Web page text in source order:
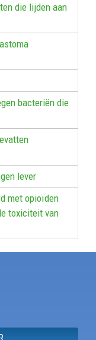
die lijden aan
bacteriën die
lever
met opioïden
toxiciteit van